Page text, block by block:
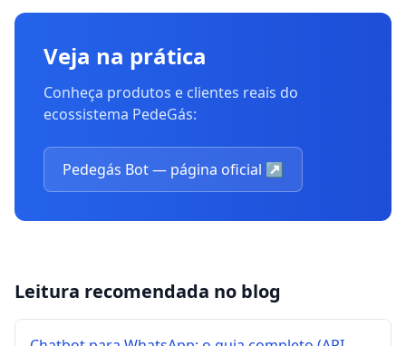
Veja na prática
Conheça produtos e clientes reais do
ecossistema PedeGás:
Pedegás Bot — página oficial ↗
Leitura recomendada no blog